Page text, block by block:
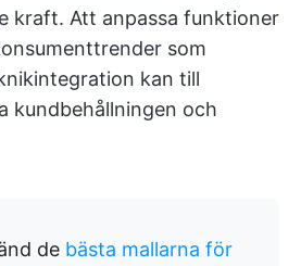
kraft. Att anpassa funktioner
som
kan till
kundbehållningen och
de bästa mallarna för